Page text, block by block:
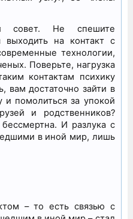
Не спешите
выходить на контакт с
технологии,
Поверьте, нагрузка
контактам психику
вам достаточно зайти в
и помолиться за упокой
и родственников?
И разлука с
в иной мир, лишь
– то есть связью с